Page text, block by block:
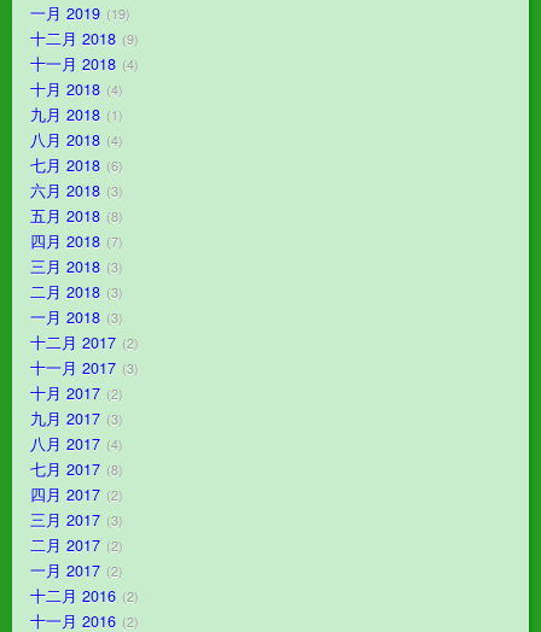
一月 2019 19
十二月 2018 9
十一月 2018 4
十月 2018 4
九月 2018 1
八月 2018 4
七月 2018 6
六月 2018 3
五月 2018 8
四月 2018 7
三月 2018 3
二月 2018 3
一月 2018 3
十二月 2017 2
十一月 2017 3
十月 2017 2
九月 2017 3
八月 2017 4
七月 2017 8
四月 2017 2
三月 2017 3
二月 2017 2
一月 2017 2
十二月 2016 2
十一月 2016 2